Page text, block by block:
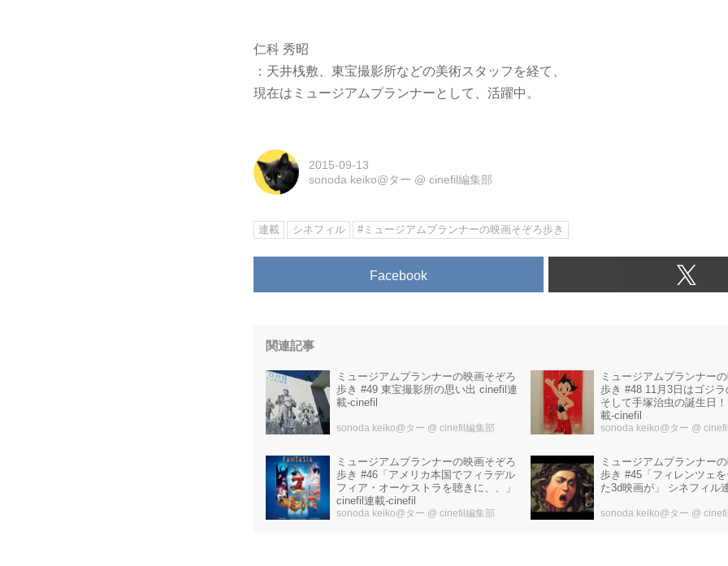
仁科 秀昭
：天井桟敷、東宝撮影所などの美術スタッフを経て、
現在はミュージアムプランナーとして、活躍中。
2015-09-13
sonoda keiko@ター @cinefil編集部
連載 シネフィル #ミュージアムプランナーの映画そぞろ歩き
Facebook
関連記事
ミュージアムプランナーの映画そぞろ
歩き #49 東宝撮影所の思い出 cinefil連
載-cinefil
sonoda keiko@ター @ cinefil編集部
ミュージアムプランナー
歩き #48 11月3日はゴジラの誕生日、
そして手塚治虫の誕生日
載-cinefil
sonoda keiko@ター @
ミュージアムプランナーの映画そぞろ
歩き #46「アメリカ本国でフィラデル
フィア・オーケストラを聴きに、、」
cinefil連載-cinefil
sonoda keiko@ター @ cinefil編集部
ミュージアムプランナー
歩き #45「フィレンツェ
た3d映画が」 シネフィル
sonoda keiko@ター @